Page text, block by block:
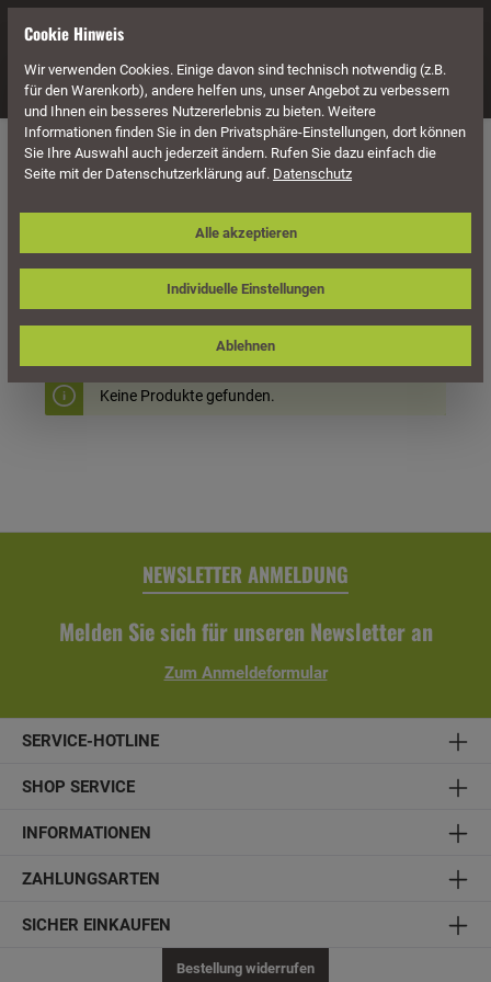
Navigation
Gartenausstattung Mülltonnenboxen Erweiterungsboxen
Produkte filtern
Keine Produkte gefunden.
NEWSLETTER ANMELDUNG
Melden Sie sich für unseren Newsletter an
Zum Anmeldeformular
SERVICE-HOTLINE
SHOP SERVICE
INFORMATIONEN
ZAHLUNGSARTEN
SICHER EINKAUFEN
Bestellung widerrufen
Cookie Hinweis
Wir verwenden Cookies. Einige davon sind technisch notwendig (z.B.
für den Warenkorb), andere helfen uns, unser Angebot zu verbessern
und Ihnen ein besseres Nutzererlebnis zu bieten. Weitere
Informationen finden Sie in den Privatsphäre-Einstellungen, dort können
Sie Ihre Auswahl auch jederzeit ändern. Rufen Sie dazu einfach die
Seite mit der Datenschutzerklärung auf. Datenschutz
Individuelle Einstellungen
Ablehnen
Alle akzeptieren